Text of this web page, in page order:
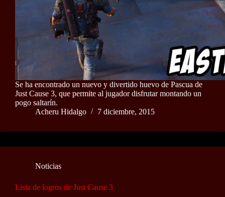
Se ha encontrado un nuevo y divertido huevo de Pascua de
Just Cause 3, que permite al jugador disfrutar montando un
pogo saltarín.
Acheru Hidalgo
7 diciembre, 2015
Noticias
Lista de logros de Just Cause 3